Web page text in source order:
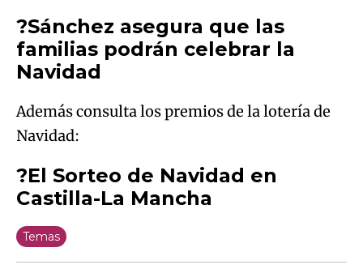
?Sánchez asegura que las
familias podrán celebrar la
Navidad
Además consulta los premios de la lotería de
Navidad:
?El Sorteo de Navidad en
Castilla-La Mancha
Temas